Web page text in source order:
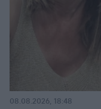
08.08.2026, 18:48